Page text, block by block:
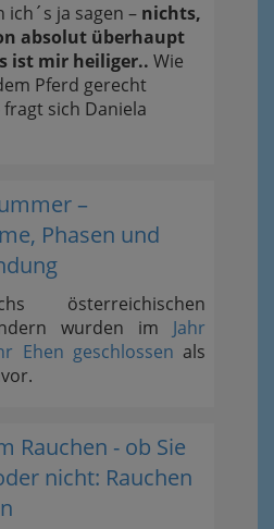
ich´s ja sagen – nichts,
absolut überhaupt
ist mir heiliger.. Wie
Pferd gerecht
fragt sich Daniela
–
Phasen und
österreichischen
wurden im Jahr
Ehen geschlossen als
Rauchen - ob Sie
nicht: Rauchen